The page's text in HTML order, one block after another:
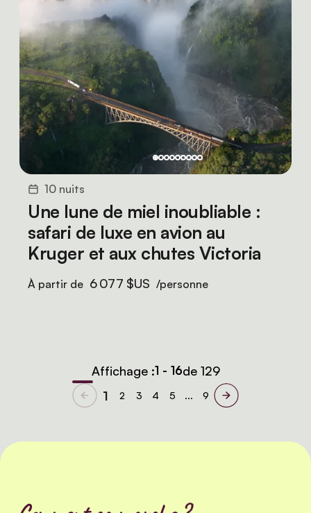
10 nuits
Une lune de miel inoubliable :
safari de luxe en avion au
Kruger et aux chutes Victoria
À partir de 6 077 $US /personne
Affichage :1 - 16de 129
1
2 3 4 5 ... 9